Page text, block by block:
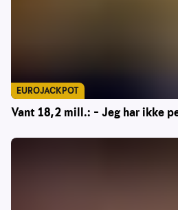
Vant 18,2 mill.: – Jeg har ikke
EUROJACKPOT